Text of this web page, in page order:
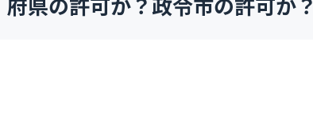
府県の許可か？政令市の許可か？